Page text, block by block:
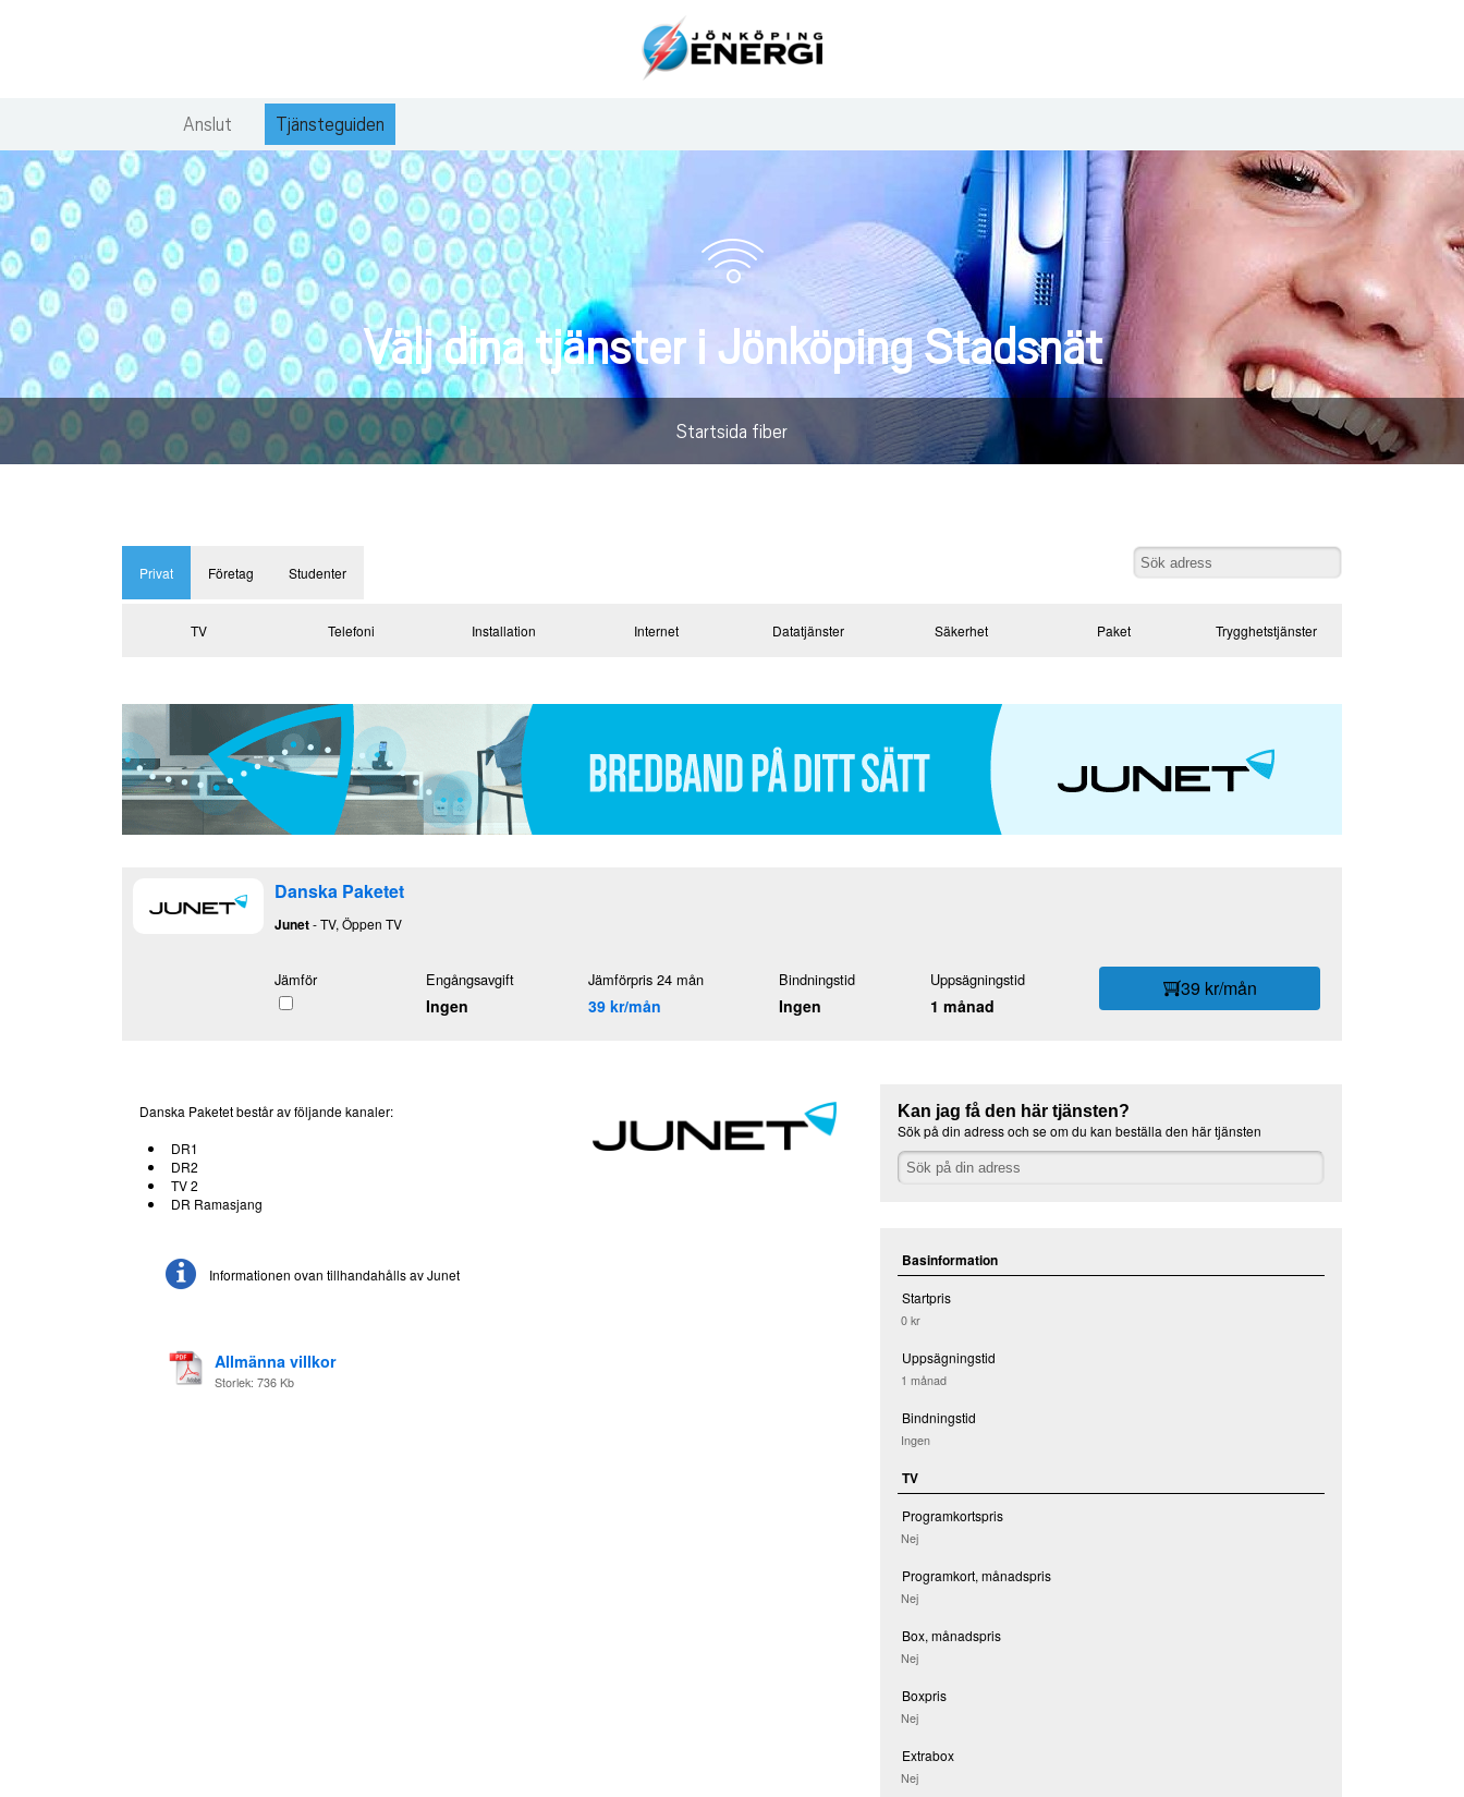
Anslut Tjänsteguiden
Startsida fiber
Välj dina tjänster i Jönköping Stadsnät
Privat Företag Studenter
TV Telefoni Installation Internet Datatjänster Säkerhet Paket Trygghetstjänster
Danska Paketet
Junet- TV, Öppen TV
Jämför Engångsavgift
Ingen
Jämförpris 24 mån
39 kr/mån
Bindningstid
Ingen
Uppsägningstid
1 månad
39 kr/mån
Danska Paketet består av följande kanaler:
DR1
DR2
TV 2
DR Ramasjang
Informationen ovan tillhandahålls av Junet
Allmänna villkor
Storlek: 736 Kb
Kan jag få den här tjänsten?
Sök på din adress och se om du kan beställa den här tjänsten
Basinformation
Startpris
0 kr
Uppsägningstid
1 månad
Bindningstid
Ingen
TV
Programkortspris
Nej
Programkort, månadspris
Nej
Box, månadspris
Nej
Boxpris
Nej
Extrabox
Nej